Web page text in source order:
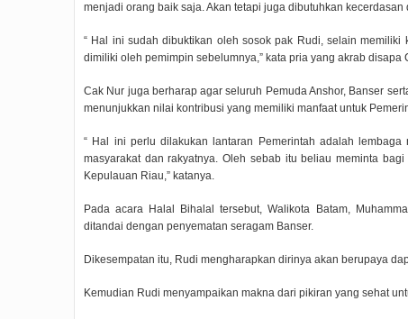
menjadi orang baik saja. Akan tetapi juga dibutuhkan
“ Hal ini sudah dibuktikan oleh sosok pak Rudi, selain
dimiliki oleh pemimpin sebelumnya,” kata pria yang akrab disapa
Cak Nur juga berharap agar seluruh Pemuda Anshor, Banser
menunjukkan nilai kontribusi yang memiliki manfaat untuk
“ Hal ini perlu dilakukan lantaran Pemerintah adalah
masyarakat dan rakyatnya. Oleh sebab itu beliau meminta
Kepulauan Riau,” katanya.
Pada acara Halal Bihalal tersebut, Walikota Batam,
ditandai dengan penyematan seragam Banser.
Dikesempatan itu, Rudi mengharapkan dirinya akan berupaya
Kemudian Rudi menyampaikan makna dari pikiran yang sehat